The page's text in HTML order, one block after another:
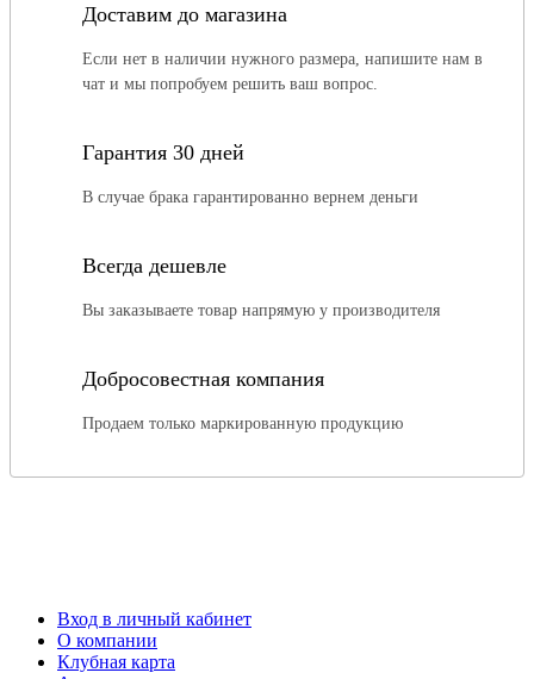
Доставим до магазина
Если нет в наличии нужного размера, напишите нам в
чат и мы попробуем решить ваш вопрос.
Гарантия 30 дней
В случае брака гарантированно вернем деньги
Всегда дешевле
Вы заказываете товар напрямую у производителя
Добросовестная компания
Продаем только маркированную продукцию
Вход в личный кабинет
О компании
Клубная карта